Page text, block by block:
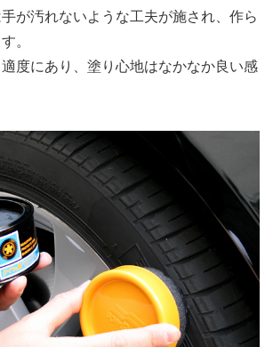
が汚れないような工夫が施され、作ら
。
度にあり、塗り心地はなかなか良い感